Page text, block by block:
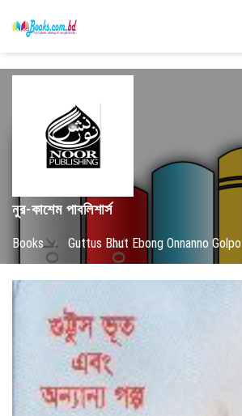
নুর-কাশেম পাবলিশার্স
Books / Guttus Bhut Ebong Onnanno Golpo